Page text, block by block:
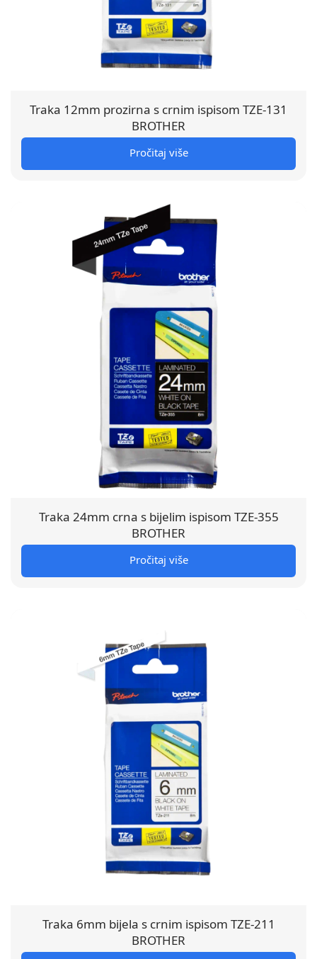
Traka 12mm prozirna s crnim ispisom TZE-131
BROTHER
Pročitaj više
Traka 24mm crna s bijelim ispisom TZE-355
BROTHER
Pročitaj više
Traka 6mm bijela s crnim ispisom TZE-211
BROTHER